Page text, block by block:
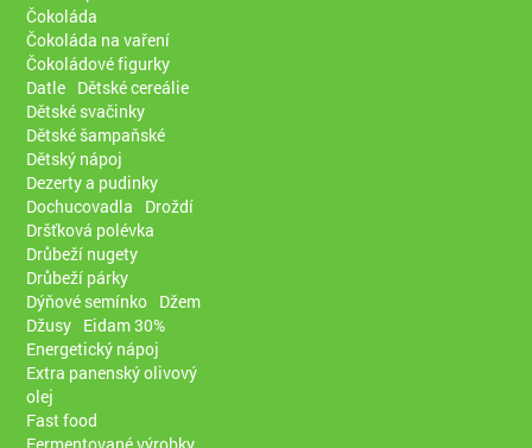
Čokoláda
Čokoláda na vaření
Čokoládové figurky
Datle Dětské cereálie
Dětské svačinky
Dětské šampaňské
Dětský nápoj
Dezerty a pudinky
Dochucovadla
Droždí
Dršťková polévka
Drůbeží nugety
Drůbeží párky
Dýňové semínko Džem
Džusy Eidam 30%
Energetický nápoj
Extra panenský olivový
olej
Fast food
Fermentované výrobky